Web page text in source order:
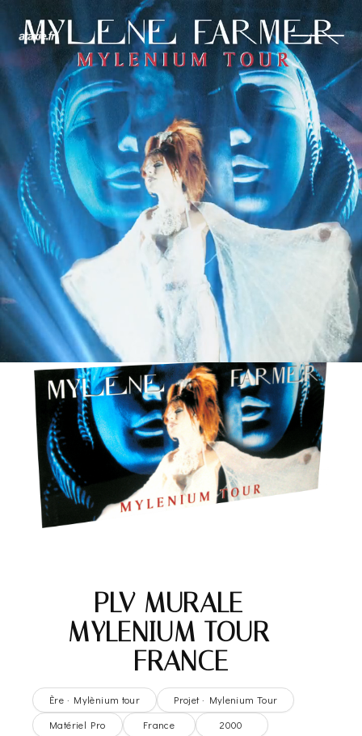
← Retour
Ajouter à ma collection Ajouter à ma wishlist
Comparer cet objet Voir ma collection
PLV MURALE –
MYLENIUM TOUR –
FRANCE
Ère · Mylènium tour
Projet · Mylenium Tour
Matériel Pro
France 2000